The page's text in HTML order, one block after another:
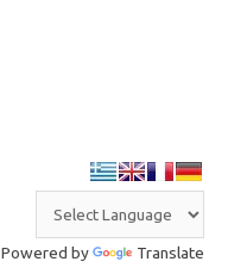
Powered by Translate